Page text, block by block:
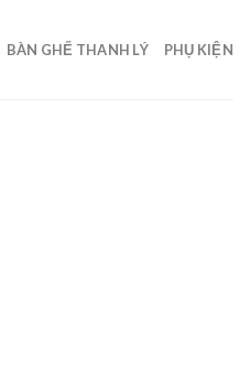
BÀN GHẾ THANH LÝ PHỤ KIỆN